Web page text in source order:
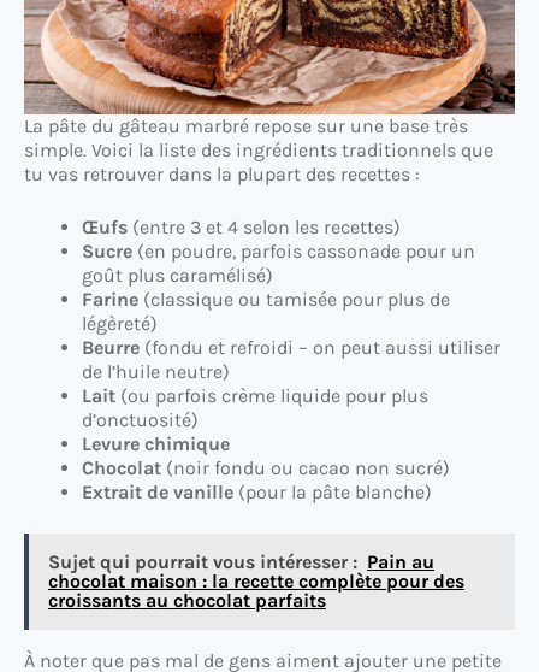
La pâte du gâteau marbré repose sur une base très
simple. Voici la liste des ingrédients traditionnels que
tu vas retrouver dans la plupart des recettes :
Œufs (entre 3 et 4 selon les recettes)
Sucre (en poudre, parfois cassonade pour un
goût plus caramélisé)
Farine (classique ou tamisée pour plus de
légèreté)
Beurre (fondu et refroidi – on peut aussi utiliser
de l’huile neutre)
Lait (ou parfois crème liquide pour plus
d’onctuosité)
Levure chimique
Chocolat (noir fondu ou cacao non sucré)
Extrait de vanille (pour la pâte blanche)
Sujet qui pourrait vous intéresser : Pain au
chocolat maison : la recette complète pour des
croissants au chocolat parfaits
À noter que pas mal de gens aiment ajouter une petite